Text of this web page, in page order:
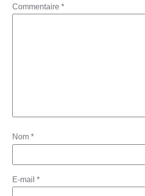
Commentaire *
Nom *
E-mail *